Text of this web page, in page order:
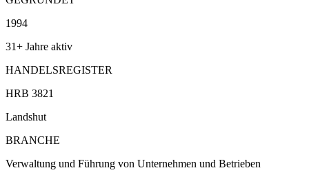
1994
31+ Jahre aktiv
HANDELSREGISTER
HRB 3821
Landshut
BRANCHE
Verwaltung und Führung von Unternehmen und Betrieben